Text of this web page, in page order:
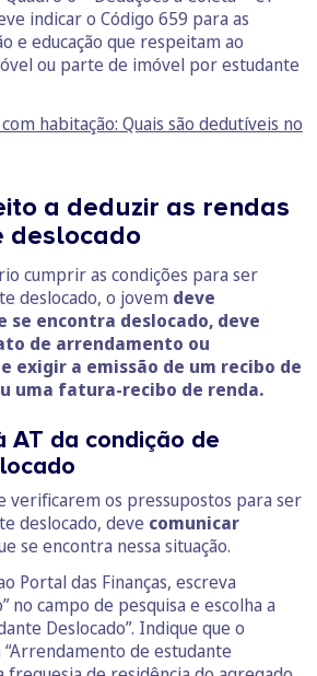
indicar o Código 659 para as
e educação que respeitam ao
ou parte de imóvel por estudante
habitação: Quais são dedutíveis no
a deduzir as rendas
deslocado
cumprir as condições para ser
deslocado, o jovem deve
se encontra deslocado, deve
de arrendamento ou
exigir a emissão de um recibo de
uma fatura-recibo de renda.
AT da condição de
verificarem os pressupostos para ser
deslocado, deve comunicar
se encontra nessa situação.
Portal das Finanças, escreva
no campo de pesquisa e escolha a
Deslocado”. Indique que o
de estudante